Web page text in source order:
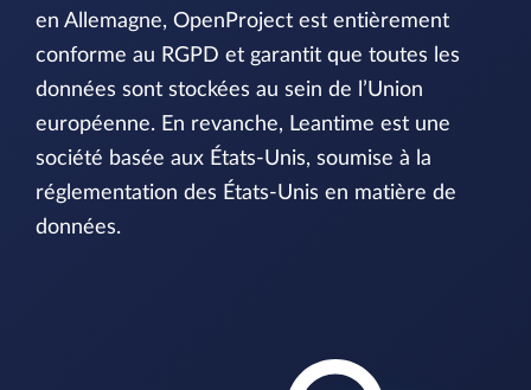
en Allemagne, OpenProject est entièrement
conforme au RGPD et garantit que toutes les
données sont stockées au sein de l’Union
européenne. En revanche, Leantime est une
société basée aux États-Unis, soumise à la
réglementation des États-Unis en matière de
données.